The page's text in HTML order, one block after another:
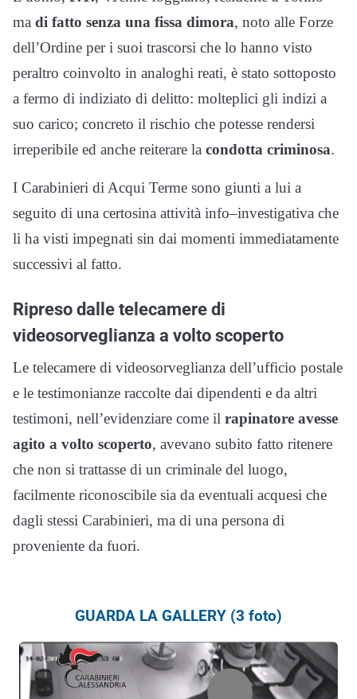
ma di fatto senza una fissa dimora, noto alle Forze
dell’Ordine per i suoi trascorsi che lo hanno visto
peraltro coinvolto in analoghi reati, è stato sottoposto
a fermo di indiziato di delitto: molteplici gli indizi a
suo carico; concreto il rischio che potesse rendersi
irreperibile ed anche reiterare la condotta criminosa.
I Carabinieri di Acqui Terme sono giunti a lui a
seguito di una certosina attività info–investigativa che
li ha visti impegnati sin dai momenti immediatamente
successivi al fatto.
Ripreso dalle telecamere di
videosorveglianza a volto scoperto
Le telecamere di videosorveglianza dell’ufficio postale
e le testimonianze raccolte dai dipendenti e da altri
testimoni, nell’evidenziare come il rapinatore avesse
agito a volto scoperto, avevano subito fatto ritenere
che non si trattasse di un criminale del luogo,
facilmente riconoscibile sia da eventuali acquesi che
dagli stessi Carabinieri, ma di una persona di
proveniente da fuori.
GUARDA LA GALLERY (3 foto)